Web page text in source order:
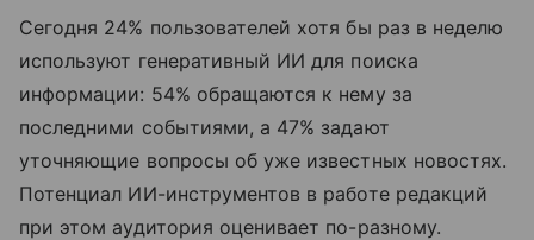
Сегодня 24% пользователей хотя бы раз в неделю
используют генеративный ИИ для поиска
информации: 54% обращаются к нему за
последними событиями, а 47% задают
уточняющие вопросы об уже известных новостях.
Потенциал ИИ-инструментов в работе редакций
при этом аудитория оценивает по-разному.